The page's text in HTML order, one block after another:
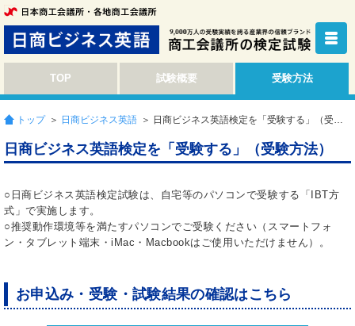
TOP 試験概要 受験方法
トップ ＞ 日商ビジネス英語 ＞ 日商ビジネス英語検定を「受験する」（受験方法）
日商ビジネス英語検定を「受験する」（受験方法）
○日商ビジネス英語検定試験は、自宅等のパソコンで受験する「IBT方
式」で実施します。
○推奨動作環境等を満たすパソコンでご受験ください（スマートフォ
ン・タブレット端末・iMac・Macbookはご使用いただけません）。
お申込み・受験・試験結果の確認はこちら